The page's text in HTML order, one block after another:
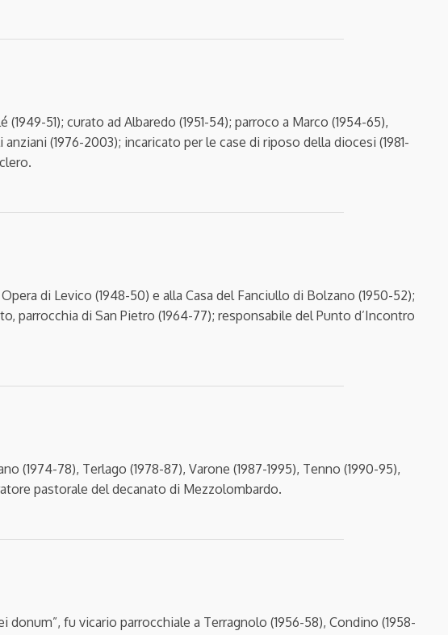
51); curato ad Albaredo (1951-54); parroco a Marco (1954-65),
(1976-2003); incaricato per le case di riposo della diocesi (1981-
di Levico (1948-50) e alla Casa del Fanciullo di Bolzano (1950-52);
parrocchia di San Pietro (1964-77); responsabile del Punto d’Incontro
(1974-78), Terlago (1978-87), Varone (1987-1995), Tenno (1990-95),
pastorale del decanato di Mezzolombardo.
fu vicario parrocchiale a Terragnolo (1956-58), Condino (1958-